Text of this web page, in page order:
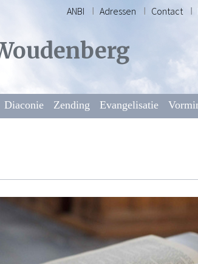
ANBI Adressen Contact
Diaconie Zending Evangelisatie